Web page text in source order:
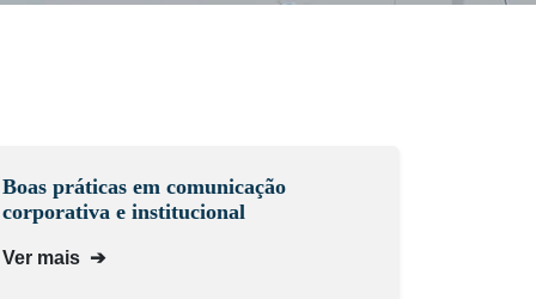
Boas práticas em comunicação
corporativa e institucional
Ver mais ➔